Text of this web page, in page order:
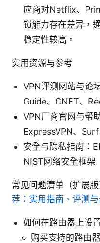
应商对Netflix、
锁能力存在差异，
稳定性较高。
实用资源与参考
VPN评测网站与论
Guide、CNET、
VPN厂商官网与帮
ExpressVPN、
安全与隐私指南：
NIST网络安全框架
常见问题清单（扩展版
荐：实用指南、评测
如何在路由器上设
购买支持的路由